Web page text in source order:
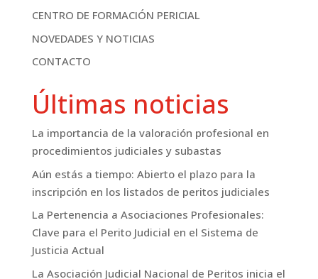
CENTRO DE FORMACIÓN PERICIAL
NOVEDADES Y NOTICIAS
CONTACTO
Últimas noticias
La importancia de la valoración profesional en
procedimientos judiciales y subastas
Aún estás a tiempo: Abierto el plazo para la
inscripción en los listados de peritos judiciales
La Pertenencia a Asociaciones Profesionales:
Clave para el Perito Judicial en el Sistema de
Justicia Actual
La Asociación Judicial Nacional de Peritos inicia el